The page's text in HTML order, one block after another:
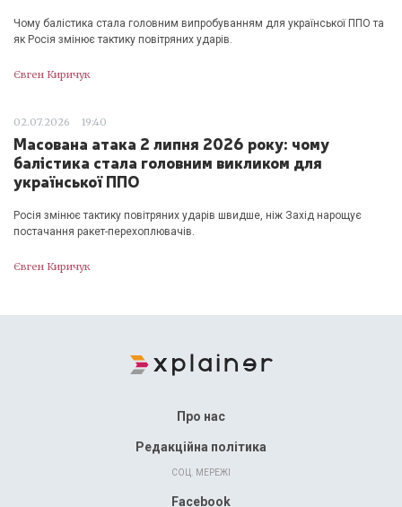
Чому балістика стала головним випробуванням для української ППО та
як Росія змінює тактику повітряних ударів.
Євген Киричук
02.07.2026 19:40
Масована атака 2 липня 2026 року: чому
балістика стала головним викликом для
української ППО
Росія змінює тактику повітряних ударів швидше, ніж Захід нарощує
постачання ракет-перехоплювачів.
Євген Киричук
Про нас
Редакційна політика
СОЦ. МЕРЕЖІ
Facebook